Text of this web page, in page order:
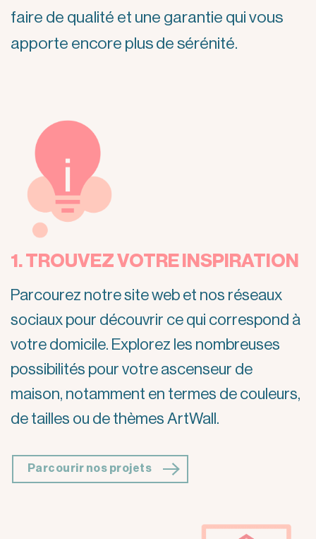
faire de qualité et une garantie qui vous
apporte encore plus de sérénité.
1. TROUVEZ VOTRE INSPIRATION
Parcourez notre site web et nos réseaux
sociaux pour découvrir ce qui correspond à
votre domicile. Explorez les nombreuses
possibilités pour votre ascenseur de
maison, notamment en termes de couleurs,
de tailles ou de thèmes ArtWall.
Parcourir nos projets